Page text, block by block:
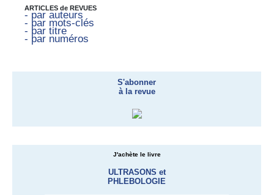
ARTICLES de REVUES
- par auteurs
- par mots-clés
- par titre
- par numéros
S'abonner
à la revue
J'achète le livre
ULTRASONS et
PHLEBOLOGIE